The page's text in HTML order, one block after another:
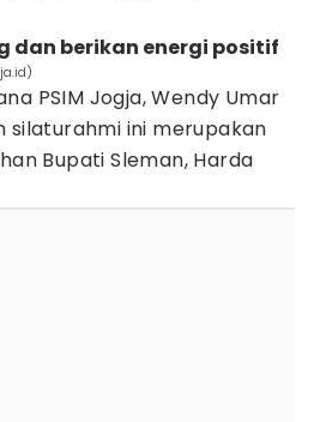
dan berikan energi positif
PSIM Jogja, Wendy Umar
silaturahmi ini merupakan
Bupati Sleman, Harda